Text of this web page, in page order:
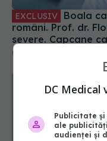
EXCLUSIV
români. Prof. dr.
severe. Capcane
08 mai 2025, 18:21
DC Medical
Publicitate
ale
audienței și